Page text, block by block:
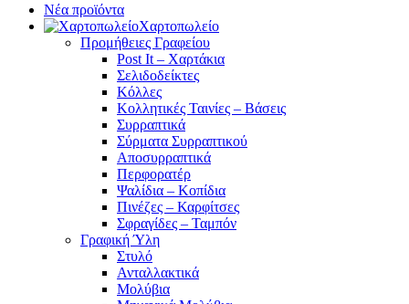
Νέα προϊόντα
Χαρτοπωλείο
Προμήθειες Γραφείου
Post It – Χαρτάκια
Σελιδοδείκτες
Κόλλες
Κολλητικές Ταινίες – Βάσεις
Συρραπτικά
Σύρματα Συρραπτικού
Αποσυρραπτικά
Περφορατέρ
Ψαλίδια – Κοπίδια
Πινέζες – Καρφίτσες
Σφραγίδες – Ταμπόν
Γραφική Ύλη
Στυλό
Ανταλλακτικά
Μολύβια